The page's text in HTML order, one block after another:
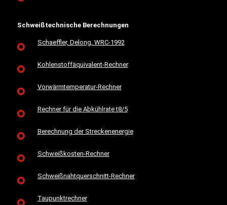
Schweißtechnische Berechnungen
Schaeffler, Delong, WRC-1992
Kohlenstoffäquivalent-Rechner
Vorwärmtemperatur-Rechner
Rechner für die Abkühlrate t8/5
Berechnung der Streckenenergie
Schweißkosten-Rechner
Schweißnahtquerschnitt-Rechner
Taupunktrechner